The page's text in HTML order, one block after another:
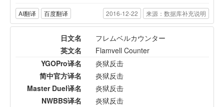
AI翻译 百度翻译 2016-12-22 来源：数据库补充说明
日文名
フレムベルカウンター
英文名
Flamvell Counter
YGOPro译名
炎狱反击
简中官方译名
炎狱反击
Master Duel译名
炎狱反击
NWBBS译名
炎狱反击